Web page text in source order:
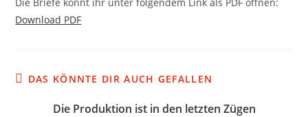
Download PDF
DAS KÖNNTE DIR AUCH GEFALLEN
Die Produktion ist in den letzten Zügen